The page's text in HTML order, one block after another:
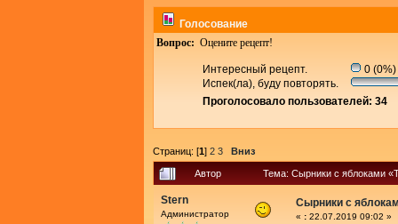
Голосование
Вопрос: Оцените рецепт!
Интересный рецепт.
0 (0%)
Испек(ла), буду повторять.
Проголосовало пользователей: 34
Страниц: [1] 2 3 Вниз
Автор Тема: Сырники с яблоками
Stern
Администратор
Сырники с
« : 22.07.2019 09:02 »